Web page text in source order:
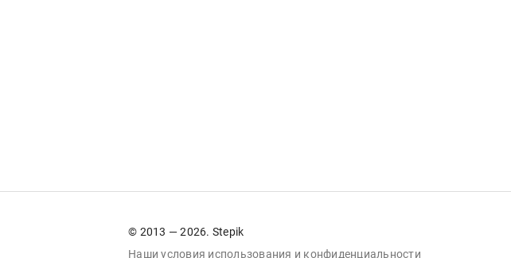
© 2013 — 2026. Stepik
Наши условия использования и конфиденциальности